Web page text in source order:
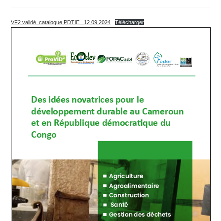
publication :
VF2 validé_catalogue PDTIE _12 09 2024 Télécharger